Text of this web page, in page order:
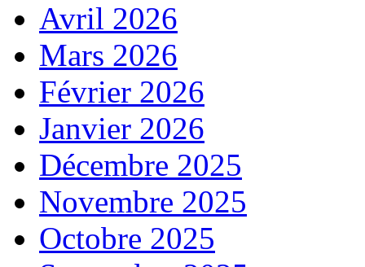
Avril 2026
Mars 2026
Février 2026
Janvier 2026
Décembre 2025
Novembre 2025
Octobre 2025